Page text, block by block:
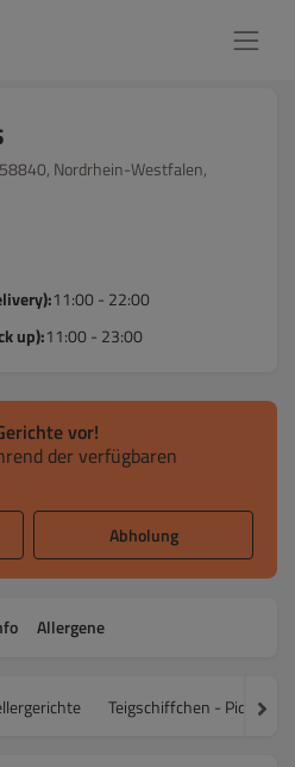
Nordrhein-Westfalen,
11:00 - 22:00
up):11:00 - 23:00
vor!
der verfügbaren
Abholung
Allergene
Teigschiffchen - Pideler